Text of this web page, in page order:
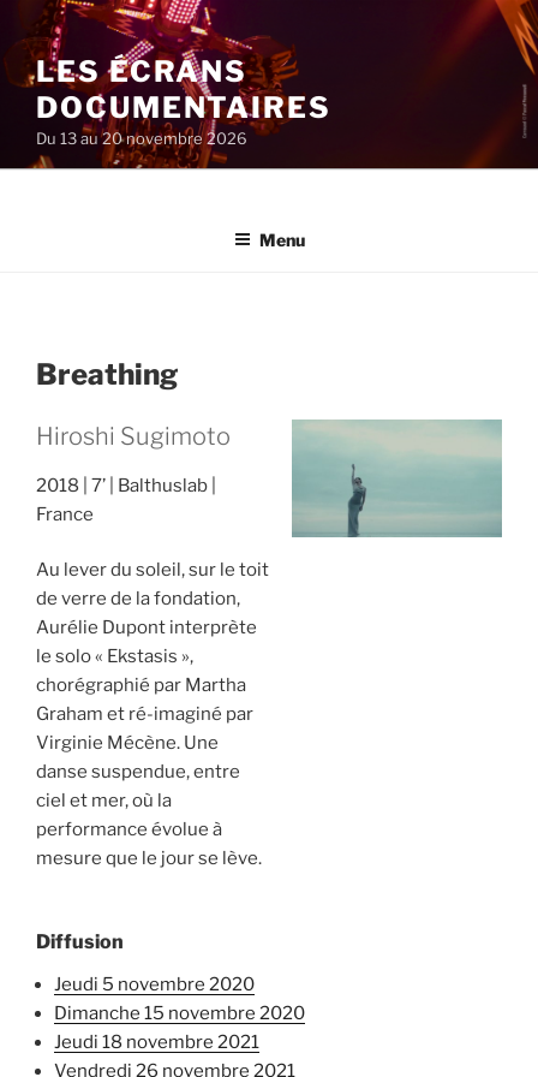
au
contenu
principal
LES ÉCRANS
DOCUMENTAIRES
Du 13 au 20 novembre 2026
Menu
Breathing
Hiroshi Sugimoto
2018 7’
Balthuslab
France
Au lever du soleil, sur le toit
de verre de la fondation,
Aurélie Dupont interprète
le solo « Ekstasis »,
chorégraphié par Martha
Graham et ré-imaginé par
Virginie Mécène. Une
danse suspendue, entre
ciel et mer, où la
performance évolue à
mesure que le jour se lève.
Diffusion
jeudi 5 novembre 2020
dimanche 15 novembre 2020
jeudi 18 novembre 2021
vendredi 26 novembre 2021